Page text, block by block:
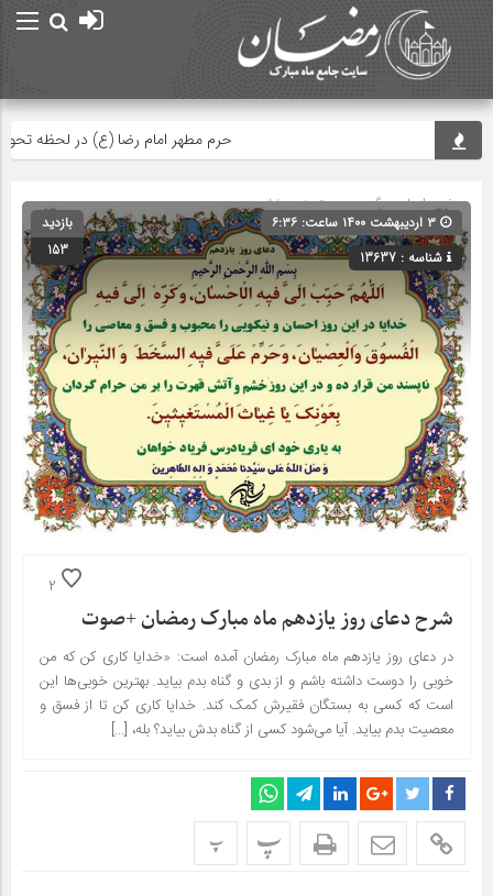
حرم مطهر امام رضا (ع) در لحظه تحویل
صفحه اصلی» گروه » دسته‌بندی نشده
شناسه : 13637
بازدید
153
2
شرح دعای روز یازدهم ماه مبارک رمضان +صوت
در دعای روز یازدهم ماه مبارک رمضان آمده است: «خدایا کاری کن که من
خوبی را دوست داشته باشم و از بدی و گناه بدم بیاید. بهترین خوبی‌ها این
است که کسی به بستگان فقیرش کمک کند. خدایا کاری کن تا از فسق و
معصیت بدم بیاید. آیا می‌شود کسی از گناه بدش بیاید؟ بله، […]
پ پ